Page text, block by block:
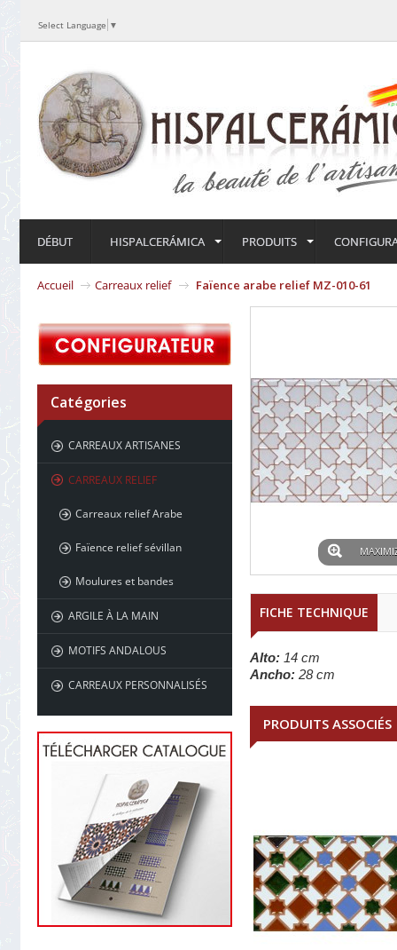
Select Language ▼
DÉBUT HISPALCERÁMICA PRODUITS
Accueil Carreaux relief Faïence arabe relief MZ-010-61
Catégories
CARREAUX ARTISANES
CARREAUX RELIEF
Carreaux relief Arabe
Faïence relief sévillan
Moulures et bandes
ARGILE À LA MAIN
MOTIFS ANDALOUS
CARREAUX PERSONNALISÉS
FICHE TECHNIQUE
Alto: 14 cm
Ancho: 28 cm
PRODUITS ASSOCIÉS